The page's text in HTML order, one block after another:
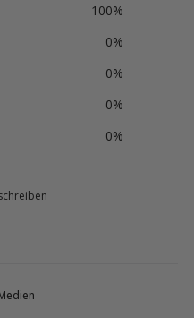
100%
0%
0%
0%
0%